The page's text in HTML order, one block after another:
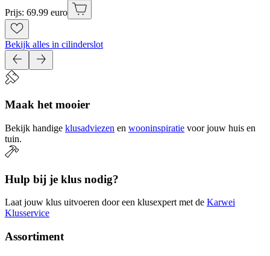
Prijs: 69.99 euro
Bekijk alles in cilinderslot
Maak het mooier
Bekijk handige klusadviezen en wooninspiratie voor jouw huis en
tuin.
Hulp bij je klus nodig?
Laat jouw klus uitvoeren door een klusexpert met de Karwei
Klusservice
Assortiment